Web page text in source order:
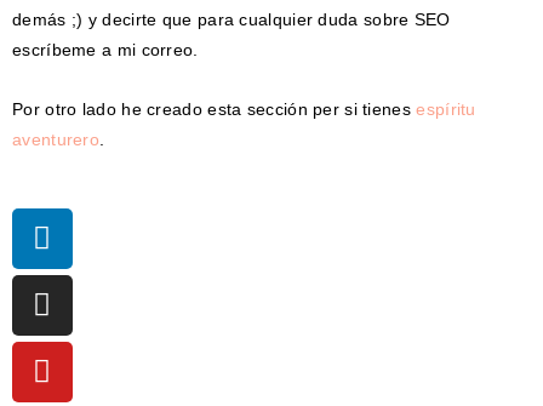
demás ;) y decirte que para cualquier duda sobre SEO
escríbeme a mi correo.
Por otro lado he creado esta sección per si tienesespíritu
aventurero